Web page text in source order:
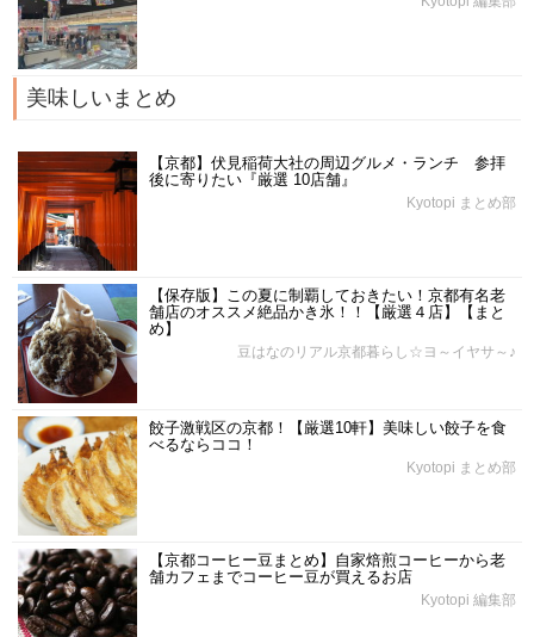
美味しいまとめ
【京都】伏見稲荷大社の周辺グルメ・ランチ 参拝
後に寄りたい『厳選 10店舗』
Kyotopi まとめ部
【保存版】この夏に制覇しておきたい！京都有名老
舗店のオススメ絶品かき氷！！【厳選４店】【まと
め】
豆はなのリアル京都暮らし☆ヨ～イヤサ～♪
餃子激戦区の京都！【厳選10軒】美味しい餃子を食
べるならココ！
Kyotopi まとめ部
【京都コーヒー豆まとめ】自家焙煎コーヒーから老
舗カフェまでコーヒー豆が買えるお店
Kyotopi 編集部